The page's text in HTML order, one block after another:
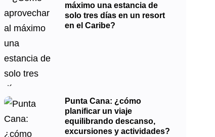
máximo una estancia de
solo tres días en un resort
en el Caribe?
Punta Cana: ¿cómo
planificar un viaje
equilibrando descanso,
excursiones y actividades?